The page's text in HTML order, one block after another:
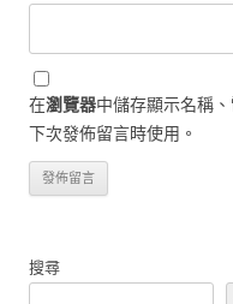
在瀏覽器中儲存顯示名稱
下次發佈留言時使用。
搜尋